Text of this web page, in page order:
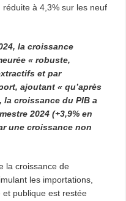
à 4,3% sur les neuf
la croissance
« robuste,
et par
ajoutant « qu’après
la croissance du PIB a
2024 (+3,9% en
une croissance non
la croissance de
les importations,
publique est restée